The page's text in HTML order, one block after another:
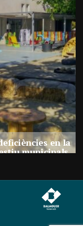
en la
municipals